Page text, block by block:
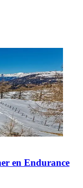
en Endurance